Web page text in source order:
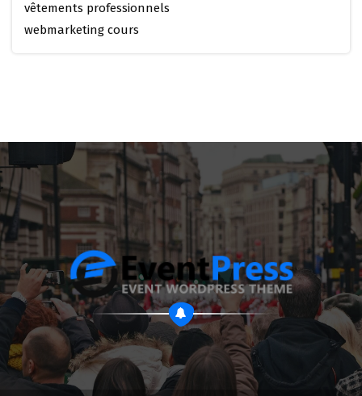
vêtements professionnels
webmarketing cours